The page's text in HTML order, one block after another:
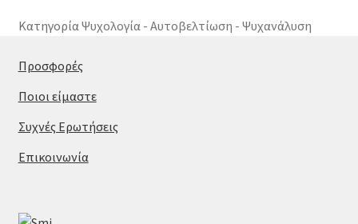
ΚατηγορίαΨυχολογία - Αυτοβελτίωση - Ψυχανάλυση
Προσφορές
Ποιοι είμαστε
Συχνές Ερωτήσεις
Επικοινωνία